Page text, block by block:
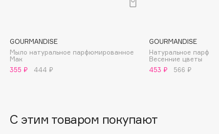
Baffy
Balmain Hair Couture
ЭКСКЛЮЗИВ
Banderas
Beauty Pati
GOURMANDISE
Мыло натуральное парфюмированное
Мак
355 ₽
444 ₽
GOURMANDISE
Натуральное
Весенние цветы
453 ₽
566 ₽
С этим товаром покупают